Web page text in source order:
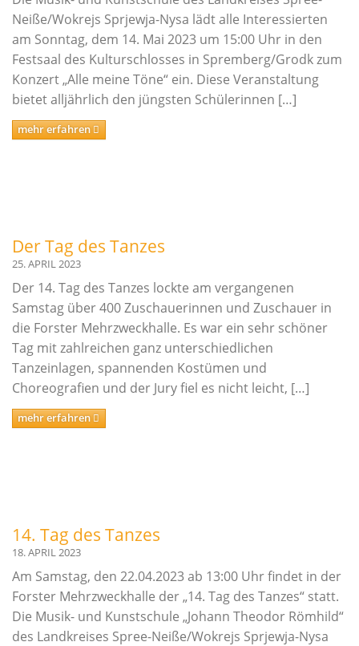
Neiße/Wokrejs Sprjewja-Nysa lädt alle Interessierten
am Sonntag, dem 14. Mai 2023 um 15:00 Uhr in den
Festsaal des Kulturschlosses in Spremberg/Grodk zum
Konzert „Alle meine Töne“ ein. Diese Veranstaltung
bietet alljährlich den jüngsten Schülerinnen […]
mehr erfahren
Der Tag des Tanzes
25. APRIL 2023
Der 14. Tag des Tanzes lockte am vergangenen
Samstag über 400 Zuschauerinnen und Zuschauer in
die Forster Mehrzweckhalle. Es war ein sehr schöner
Tag mit zahlreichen ganz unterschiedlichen
Tanzeinlagen, spannenden Kostümen und
Choreografien und der Jury fiel es nicht leicht, […]
mehr erfahren
14. Tag des Tanzes
18. APRIL 2023
Am Samstag, den 22.04.2023 ab 13:00 Uhr findet in der
Forster Mehrzweckhalle der „14. Tag des Tanzes“ statt.
Die Musik- und Kunstschule „Johann Theodor Römhild“
des Landkreises Spree-Neiße/Wokrejs Sprjewja-Nysa